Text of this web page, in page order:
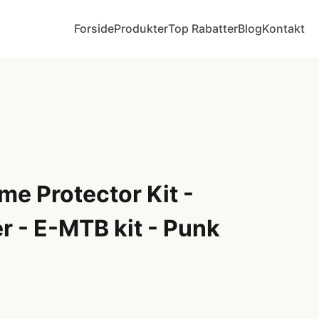
ForsideProdukterTop RabatterBlogKontakt
Protector Kit -
- E-MTB kit - Punk